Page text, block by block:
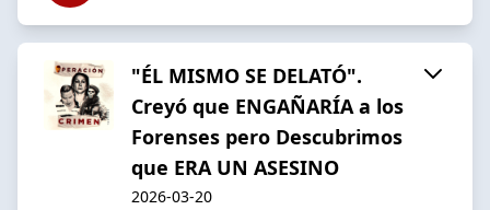
"ÉL MISMO SE DELATÓ".
Creyó que ENGAÑARÍA a los
Forenses pero Descubrimos
que ERA UN ASESINO
2026-03-20